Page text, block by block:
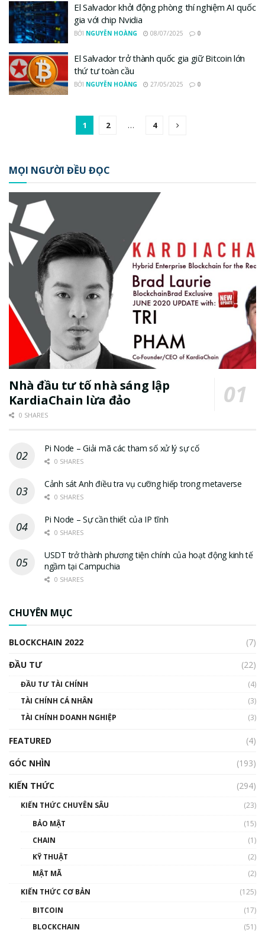
El Salvador khởi động phòng thí nghiệm AI quốc
gia với chip Nvidia
BỞI NGUYỄN HOÀNG 08/07/2025 0
El Salvador trở thành quốc gia giữ Bitcoin lớn
thứ tư toàn cầu
BỞI NGUYỄN HOÀNG 27/05/2025 0
1 2 … 4
MỌI NGƯỜI ĐỀU ĐỌC
Nhà đầu tư tố nhà sáng lập
KardiaChain lừa đảo
0 SHARES
Pi Node – Giải mã các tham số xử lý sự cố
0 SHARES
Cảnh sát Anh điều tra vụ cưỡng hiếp trong metaverse
0 SHARES
Pi Node – Sự cần thiết của IP tĩnh
0 SHARES
USDT trở thành phương tiện chính của hoạt động kinh tế
ngầm tại Campuchia
0 SHARES
CHUYÊN MỤC
BLOCKCHAIN 2022
(7)
ĐẦU TƯ
(22)
ĐẦU TƯ TÀI CHÍNH
(4)
TÀI CHÍNH CÁ NHÂN
(3)
TÀI CHÍNH DOANH NGHIỆP
(3)
FEATURED
(4)
GÓC NHÌN
(193)
KIẾN THỨC
(294)
KIẾN THỨC CHUYÊN SÂU
(23)
BẢO MẬT
(15)
CHAIN
(1)
KỸ THUẬT
(2)
MẬT MÃ
(2)
KIẾN THỨC CƠ BẢN
(125)
BITCOIN
(17)
BLOCKCHAIN
(51)